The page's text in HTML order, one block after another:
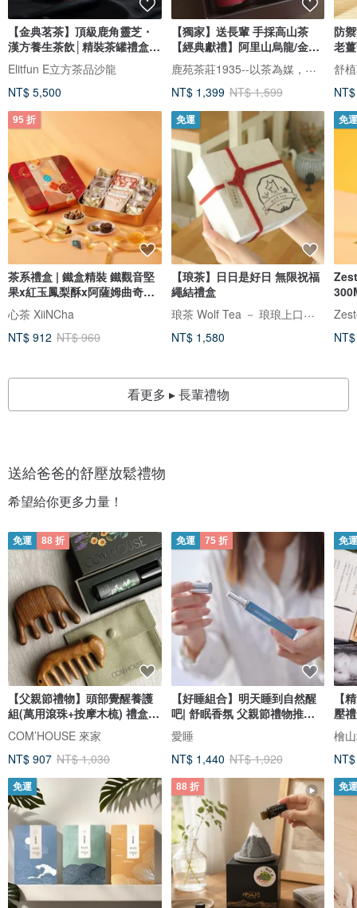
【金典茗茶】頂級鹿角靈芝・
漢方養生茶飲│精裝茶罐禮盒・
伴手禮
Elitfun E立方茶品沙龍
NT$ 5,500
95 折
茶系禮盒 | 鐵盒精裝 鐵觀音堅
果x紅玉鳳梨酥x阿薩姆曲奇
18/16入
心茶 XiiNCha
NT$ 912 NT$ 960
【獨家】送長輩 手採高山茶
【經典獻禮】阿里山烏龍/金萱
(送提袋)
鹿苑茶莊1935--以茶為媒，述說台灣島嶼的故事與溫暖
NT$ 1,399 NT$ 1,599
免運
【琅茶】日日是好日 無限祝福
繩結禮盒
琅茶 Wolf Tea － 琅琅上口的好茶
NT$ 1,580
防
老
舒
免
生
看更多 ▸ 長輩禮物
送給爸爸的舒壓放鬆禮物
希望給你更多力量！
免運 88 折
【父親節禮物】頭部覺醒養護
組(萬用滾珠+按摩木梳) 禮盒包
裝
COM’HOUSE 來家
NT$ 907 NT$ 1,030
免運
免運 75 折
【好睡組合】明天睡到自然醒
吧| 舒眠香氛 父親節禮物推薦
雙入組
愛睡
NT$ 1,440 NT$ 1,920
88 折
免
【
壓
摩油
免